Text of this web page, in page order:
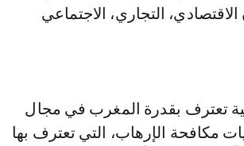
التجاري، الاجتماعي
تعترف بقدرة المغرب في مجال
مكافحة الإرهاب، التي تعترف بها